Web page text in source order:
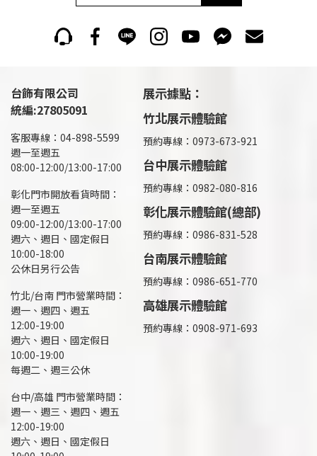
台飾有限公司
統編:27805091
客服專線：04-898-5599
週一至週五
08:00-12:00/13:00-17:00
彰化門市開放看貨時間：
週一至週五
09:00-12:00/13:00-17:00
週六、週日、國定假日
10:00-18:00
公休日另行公告
竹北/台南 門市營業時間：
週一、週四、週五
12:00-19:00
週六、週日、國定假日
10:00-19:00
每週二、週三公休
台中/高雄 門市營業時間：
週一、週三、週四、週五
12:00-19:00
週六、週日、國定假日
展示據點：
竹北展示體驗館
預約專線：0973-673-921
台中展示體驗館
預約專線：0982-080-816
彰化展示體驗館(總部)
預約專線： 0986-831-528
台南展示體驗館
預約專線：0986-651-770
高雄展示體驗館
預約專線： 0908-971-693